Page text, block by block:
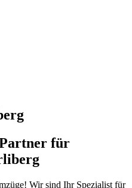
für
Wir sind Ihr Spezialist für